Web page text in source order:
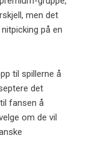
men det
på en
til spillerne å
det
fansen å
om de vil